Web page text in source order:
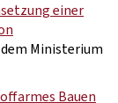
einer
Ministerium
Bauen